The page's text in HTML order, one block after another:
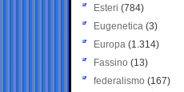
Esteri (784)
Eugenetica (3)
Europa (1.314)
Fassino (13)
federalismo (167)